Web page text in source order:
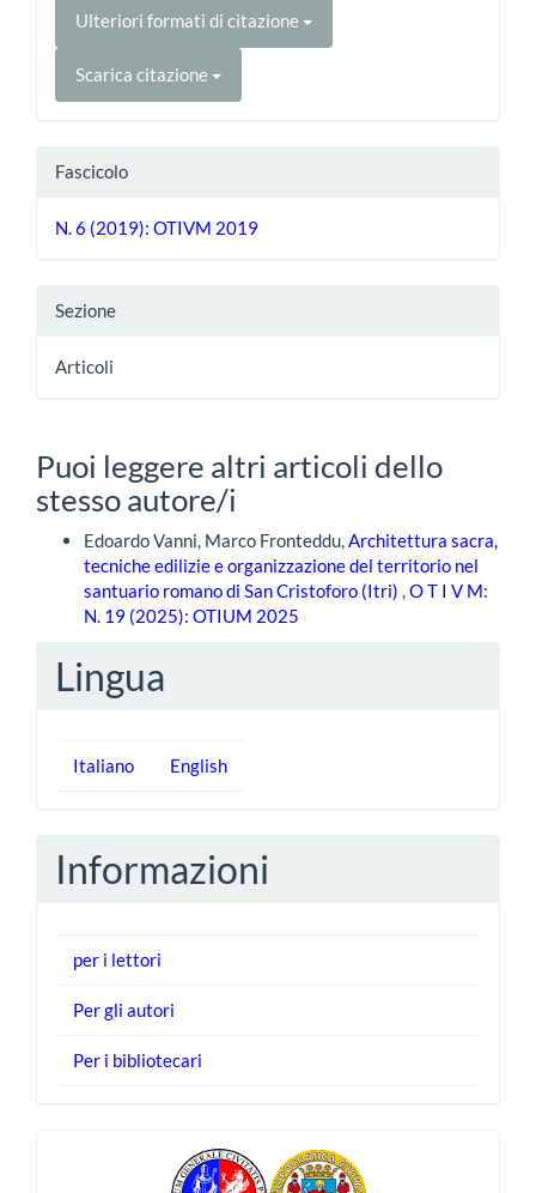
Ulteriori formati di citazione
Scarica citazione
Fascicolo
N. 6 (2019): OTIVM 2019
Sezione
Articoli
Puoi leggere altri articoli dello
stesso autore/i
Edoardo Vanni, Marco Fronteddu,Architettura sacra,
tecniche edilizie e organizzazione del territorio nel
santuario romano di San Cristoforo (Itri) ,O T I V M:
N. 19 (2025): OTIUM 2025
Lingua
Italiano English
Informazioni
per i lettori
Per gli autori
Per i bibliotecari